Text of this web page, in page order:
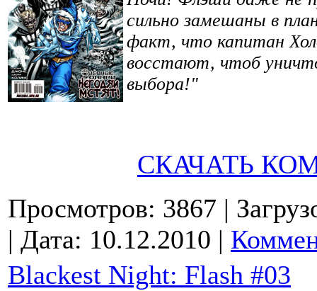
сильно замешаны в
факт, что капитан
восстают, чтоб
выбора!"
СКАЧАТЬ
Просмотров: 3867 |
| Дата: 10.12.2010 |
Blackest Night: Flash #03